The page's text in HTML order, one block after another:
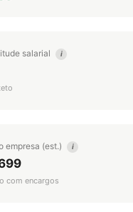
salarial i
empresa (est.) i
com encargos